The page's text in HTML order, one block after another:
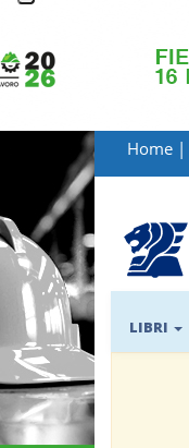
LIBRI
MATERIALI
PER
IL
FORMATORE
E-
BOOK
RIVISTE
MANUALISTICA
Home |
LIBRI